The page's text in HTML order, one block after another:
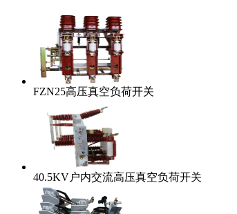
FZN25高压真空负荷开关
40.5KV户内交流高压真空负荷开关